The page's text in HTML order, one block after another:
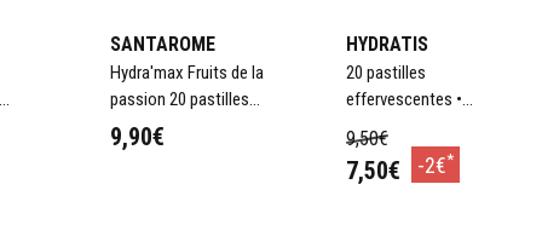
et renforcer les
effet stimulant
SANTAROME
Hydra'max Fruits de la
passion 20 pastilles
d'hydratation
9,90€
HYDRATIS
20 pastilles
effervescentes •
9,50€
7,50€ -2€*